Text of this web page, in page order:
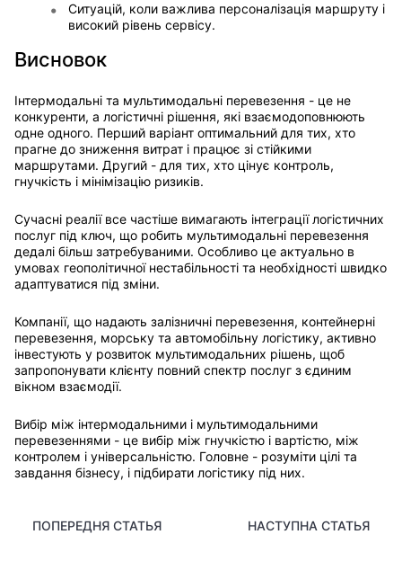
Ситуацій, коли важлива персоналізація маршруту і
високий рівень сервісу.
Висновок
Інтермодальні та мультимодальні перевезення - це не
конкуренти, а логістичні рішення, які взаємодоповнюють
одне одного. Перший варіант оптимальний для тих, хто
прагне до зниження витрат і працює зі стійкими
маршрутами. Другий - для тих, хто цінує контроль,
гнучкість і мінімізацію ризиків.
Сучасні реалії все частіше вимагають інтеграції логістичних
послуг під ключ, що робить мультимодальні перевезення
дедалі більш затребуваними. Особливо це актуально в
умовах геополітичної нестабільності та необхідності швидко
адаптуватися під зміни.
Компанії, що надають залізничні перевезення, контейнерні
перевезення, морську та автомобільну логістику, активно
інвестують у розвиток мультимодальних рішень, щоб
запропонувати клієнту повний спектр послуг з єдиним
вікном взаємодії.
Вибір між інтермодальними і мультимодальними
перевезеннями - це вибір між гнучкістю і вартістю, між
контролем і універсальністю. Головне - розуміти цілі та
завдання бізнесу, і підбирати логістику під них.
ПОПЕРЕДНЯ СТАТЬЯ НАСТУПНА СТАТЬЯ